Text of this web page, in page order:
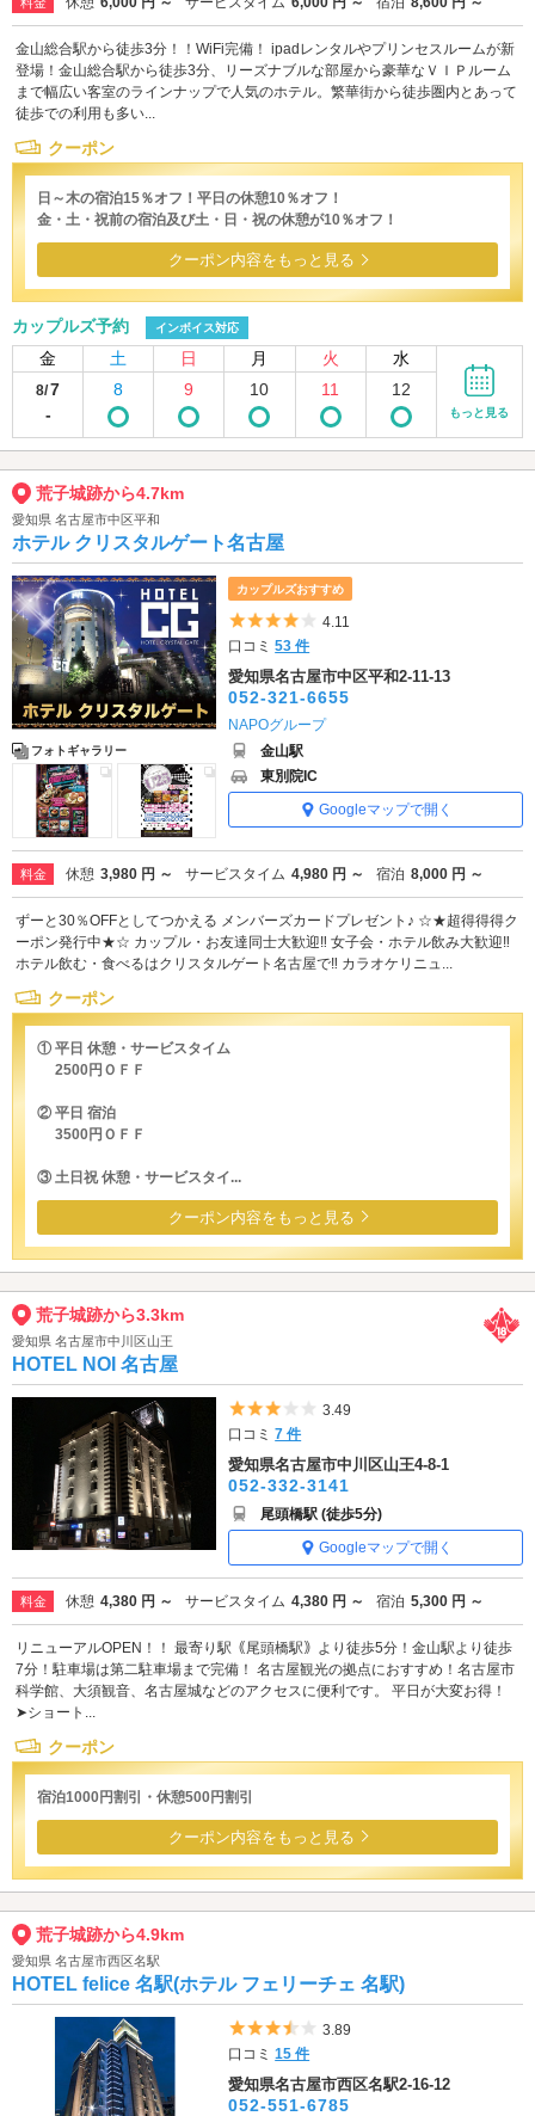
金山総合駅から徒歩3分！！WiFi完備！ ipadレンタルやプリンセスルームが新
登場！金山総合駅から徒歩3分、リーズナブルな部屋から豪華なＶＩＰルーム
まで幅広い客室のラインナップで人気のホテル。繁華街から徒歩圏内とあって
徒歩での利用も多い...
クーポン
日～木の宿泊15％オフ！平日の休憩10％オフ！
金・土・祝前の宿泊及び土・日・祝の休憩が10％オフ！
クーポン内容をもっと見る
カップルズ予約 インボイス対応
金 土 日 月 火 水
8/7
-
8 9 10 11 12
もっと見る
荒子城跡から4.7km
愛知県 名古屋市中区平和
ホテル クリスタルゲート名古屋
フォトギャラリー
カップルズおすすめ
5つ星のうち4
4.11
口コミ53 件
愛知県名古屋市中区平和2-11-13
052-321-6655
NAPOグループ
金山駅
東別院IC
Googleマップで開く
料金 休憩 3,980 円 ～ サービスタイム 4,980 円 ～ 宿泊 8,000 円 ～
ずーと30％OFFとしてつかえる メンバーズカードプレゼント♪ ☆★超得得得ク
ーポン発行中★☆ カップル・お友達同士大歓迎‼ 女子会・ホテル飲み大歓迎‼
ホテル飲む・食べるはクリスタルゲート名古屋で‼ カラオケリニュ...
クーポン
① 平日 休憩・サービスタイム
2500円ＯＦＦ
② 平日 宿泊
3500円ＯＦＦ
③ 土日祝 休憩・サービスタイ...
クーポン内容をもっと見る
荒子城跡から3.3km
愛知県 名古屋市中川区山王
HOTEL NOI 名古屋
5つ星のうち3
3.49
口コミ7 件
愛知県名古屋市中川区山王4-8-1
052-332-3141
尾頭橋駅 (徒歩5分)
Googleマップで開く
料金 休憩 4,380 円 ～ サービスタイム 4,380 円 ～ 宿泊 5,300 円 ～
リニューアルOPEN！！ 最寄り駅｟尾頭橋駅｠より徒歩5分！金山駅より徒歩
7分！駐車場は第二駐車場まで完備！ 名古屋観光の拠点におすすめ！名古屋市
科学館、大須観音、名古屋城などのアクセスに便利です。 平日が大変お得！
➤ショート...
クーポン
宿泊1000円割引・休憩500円割引
クーポン内容をもっと見る
荒子城跡から4.9km
愛知県 名古屋市西区名駅
HOTEL felice 名駅(ホテル フェリーチェ 名駅)
5つ星のうち3.5
3.89
口コミ15 件
愛知県名古屋市西区名駅2-16-12
052-551-6785